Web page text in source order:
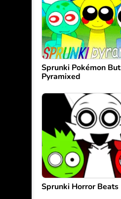
Sprunki Pokémon But
Pyramixed
Sprunki Horror Beats